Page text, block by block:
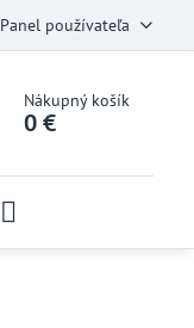
Panel používateľa
Nákupný košík
0 €